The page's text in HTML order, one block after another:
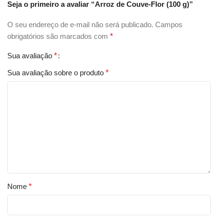
Seja o primeiro a avaliar “Arroz de Couve-Flor (100 g)”
O seu endereço de e-mail não será publicado. Campos
obrigatórios são marcados com *
Sua avaliação *
Sua avaliação sobre o produto *
Nome *